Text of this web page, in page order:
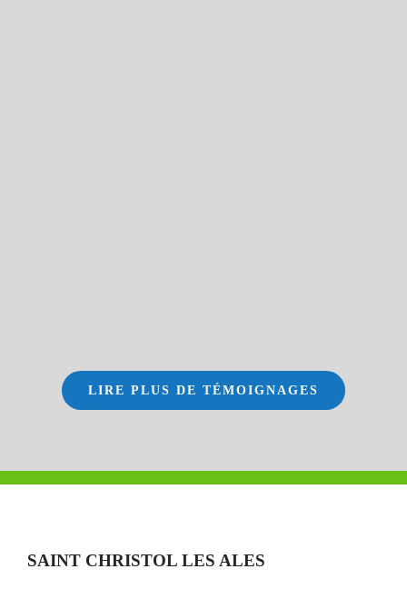
LIRE PLUS DE TÉMOIGNAGES
SAINT CHRISTOL LES ALES